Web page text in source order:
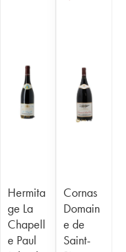
Hermita
ge La
Chapell
e Paul
Cornas
Domain
e de
Saint-